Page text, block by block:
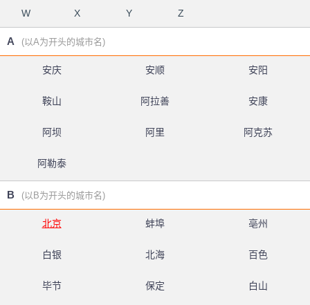
W X Y Z
A (以A为开头的城市名)
安庆 安顺 安阳
鞍山 阿拉善 安康
阿坝 阿里 阿克苏
阿勒泰
B (以B为开头的城市名)
北京 蚌埠 亳州
白银 北海 百色
毕节 保定 白山